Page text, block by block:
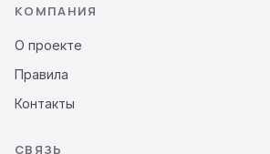
КОМПАНИЯ
О проекте
Правила
Контакты
СВЯЗЬ